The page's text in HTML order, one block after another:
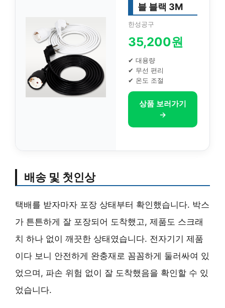
블 블랙 3M
한성공구
35,200원
✔ 대용량
✔ 무선 편리
✔ 온도 조절
상품 보러가기
→
배송 및 첫인상
택배를 받자마자 포장 상태부터 확인했습니다. 박스
가 튼튼하게 잘 포장되어 도착했고, 제품도 스크래
치 하나 없이 깨끗한 상태였습니다. 전자기기 제품
이다 보니 안전하게 완충재로 꼼꼼하게 둘러싸여 있
었으며, 파손 위험 없이 잘 도착했음을 확인할 수 있
었습니다.